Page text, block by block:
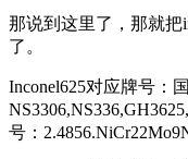
那说到这里了，那就把
了。
Inconel625对应牌号：
号：